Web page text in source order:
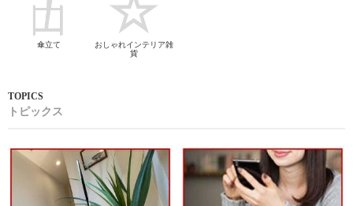
傘立て
おしゃれインテリア雑
貨
トピックス